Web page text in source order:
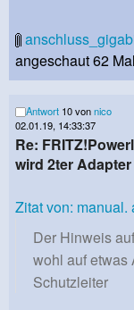
angeschaut 62
Antwort 10 vonnico
02.01.19, 14:33:37
Re:
wird 2ter
Zitat von: manual.
Der Hinweis
wohl auf etwas
Schutzleiter